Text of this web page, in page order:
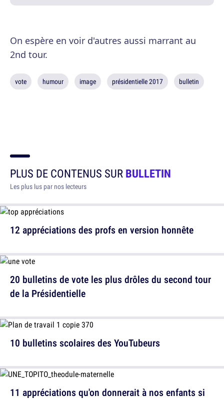
On espère en voir d'autres aussi marrant au
2nd tour.
vote humour image présidentielle 2017 bulletin
PLUS DE CONTENUS SURBULLETIN
Les plus lus par nos lecteurs
20 bulletins de vote les plus drôles du second tour
de la Présidentielle
11 appréciations qu'on donnerait à nos enfants si
12 appréciations des profs en version honnête
10 bulletins scolaires des YouTubeurs